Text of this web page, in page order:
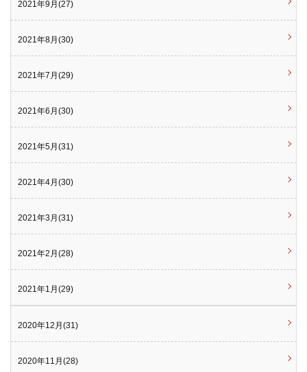
2021年9月(27)
2021年8月(30)
2021年7月(29)
2021年6月(30)
2021年5月(31)
2021年4月(30)
2021年3月(31)
2021年2月(28)
2021年1月(29)
2020年12月(31)
2020年11月(28)